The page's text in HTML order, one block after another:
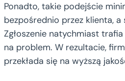
Ponadto, takie podejście
bezpośrednio przez klienta,
Zgłoszenie natychmiast
na problem. W rezultacie,
przekłada się na wyższą